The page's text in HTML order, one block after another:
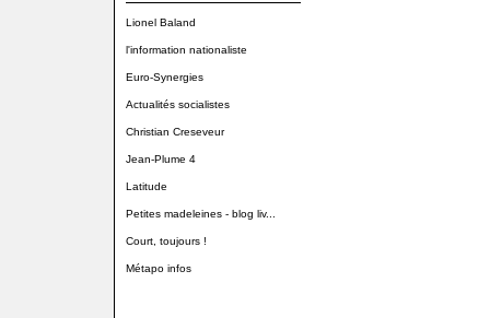
Lionel Baland
l'information nationaliste
Euro-Synergies
Actualités socialistes
Christian Creseveur
Jean-Plume 4
Latitude
Petites madeleines - blog liv...
Court, toujours !
Métapo infos